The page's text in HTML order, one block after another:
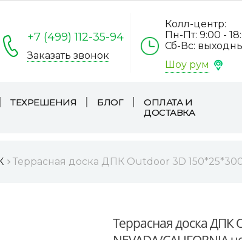
+7 (499) 112-35-94
Заказать звонок
Колл-центр:
Пн-Пт: 9:00 -
Сб-Вс:
Шоу рум
ТЕХРЕШЕНИЯ БЛОГ
ОПЛАТА И
ДОСТАВКА
Террасная доска ДПК Outdoor 3D
Террасная доска ДПК